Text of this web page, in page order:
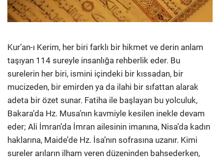
Kur’an-ı Kerim, her biri farklı bir hikmet ve derin anlam
taşıyan 114 sureyle insanlığa rehberlik eder. Bu
surelerin her biri, ismini içindeki bir kıssadan, bir
mucizeden, bir emirden ya da ilahi bir sıfattan alarak
adeta bir özet sunar. Fatiha ile başlayan bu yolculuk,
Bakara’da Hz. Musa’nın kavmiyle kesilen inekle devam
eder; Ali İmran’da İmran ailesinin imanına, Nisa’da kadın
haklarına, Maide’de Hz. İsa’nın sofrasına uzanır. Kimi
sureler arıların ilham veren düzeninden bahsederken,